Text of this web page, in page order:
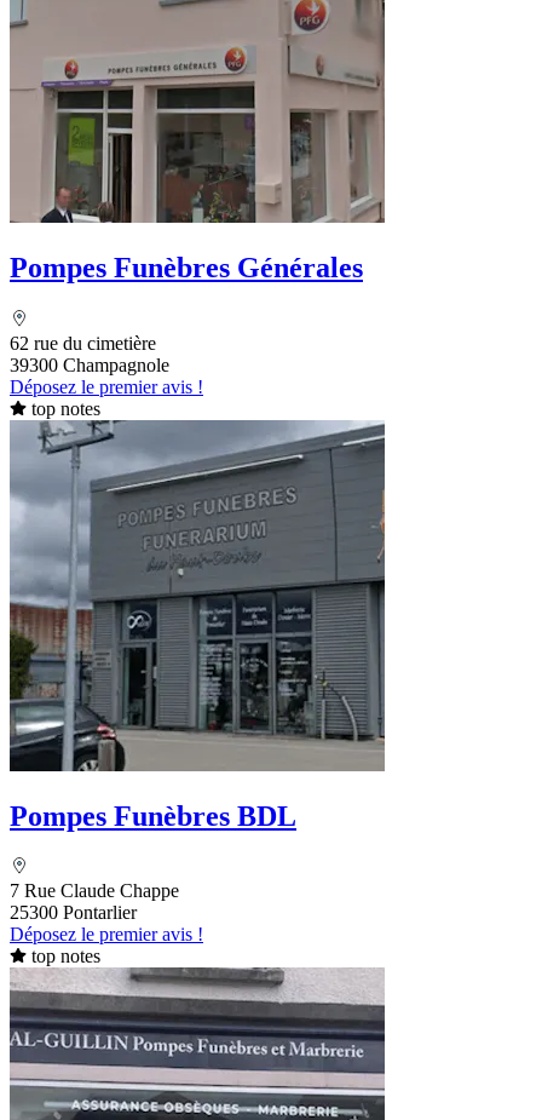
Pompes Funèbres Générales
62 rue du cimetière
39300 Champagnole
Déposez le premier avis !
top notes
Pompes Funèbres BDL
7 Rue Claude Chappe
25300 Pontarlier
Déposez le premier avis !
top notes